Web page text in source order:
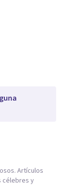
Artículos
célebres y